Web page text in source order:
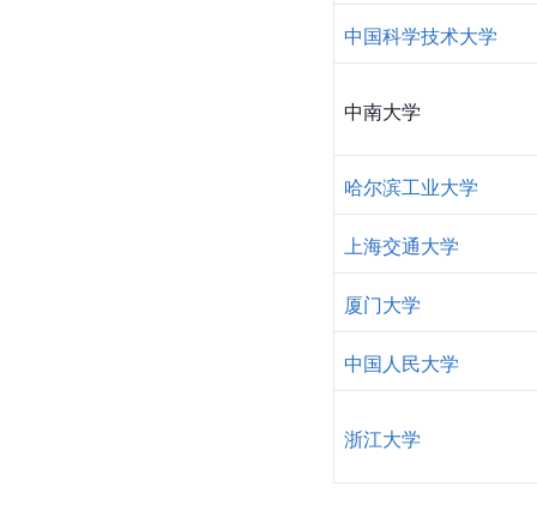
中国科学技术大学
中南大学
哈尔滨工业大学
上海交通大学
厦门大学
中国人民大学
浙江大学